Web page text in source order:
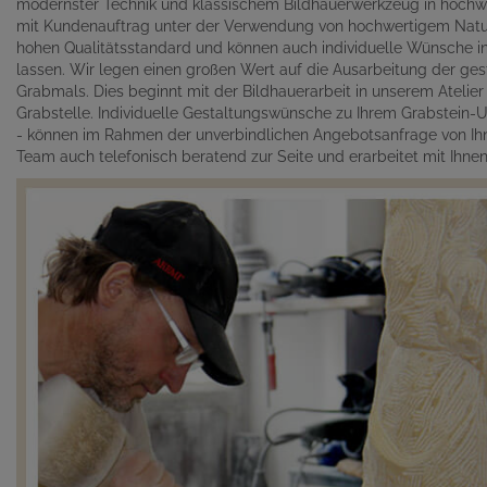
modernster Technik und klassischem Bildhauerwerkzeug in
mit Kundenauftrag unter der Verwendung von hochwertigem
hohen Qualitätsstandard und können auch individuelle Wünsche
lassen. Wir legen einen großen Wert auf die Ausarbeitung der
Grabmals. Dies beginnt mit der Bildhauerarbeit in unserem
Grabstelle. Individuelle Gestaltungswünsche zu Ihrem Grabstein-
- können im Rahmen der unverbindlichen Angebotsanfrage von
Team auch telefonisch beratend zur Seite und erarbeitet mit